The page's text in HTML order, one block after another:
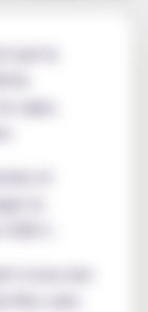
par la
vape,
et
la
C.
à eux une
sans